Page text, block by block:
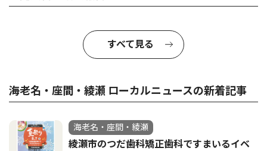
すべて見る
海老名・座間・綾瀬 ローカルニュースの新着記事
海老名・座間・綾瀬
綾瀬市のつだ歯科矯正歯科ですまいるイベ